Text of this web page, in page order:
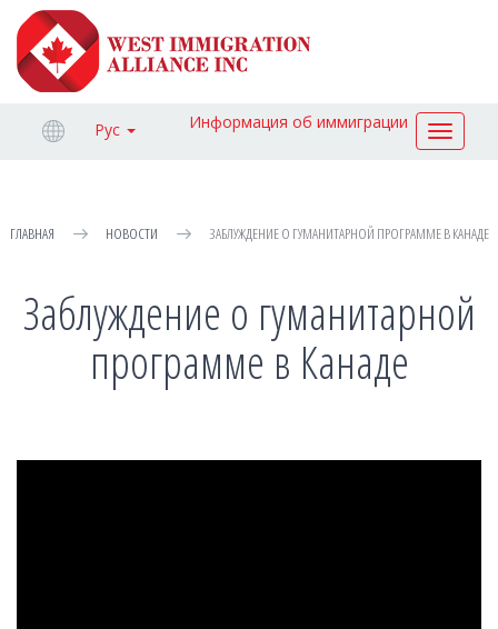
Toggle
Информация об иммиграции
Рус
ГЛАВНАЯ НОВОСТИ ЗАБЛУЖДЕНИЕ О ГУМАНИТАРНОЙ ПРОГРАММЕ В КАНАДЕ
Заблуждение о гуманитарной
программе в Канаде